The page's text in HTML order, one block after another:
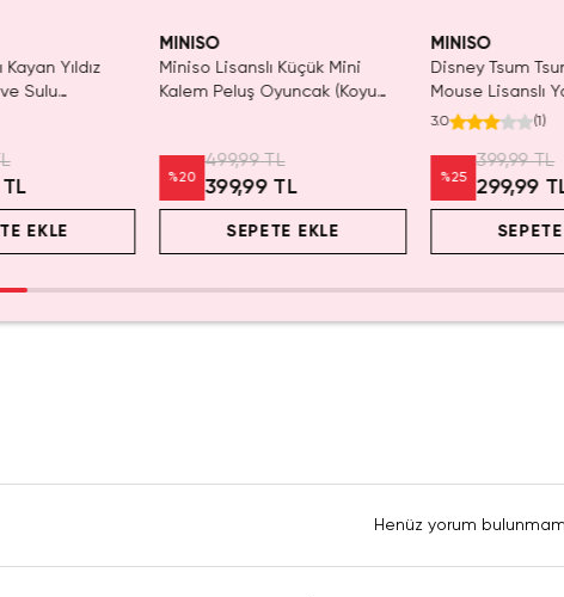
Yıldız
Sulu
EKLE
MINISO
Miniso Lisanslı Küçük Mini
Kalem Peluş Oyuncak (Koyu
%20
499,99 TL
399,99 TL
SEPETE EKLE
MINISO
Disney Tsum
Mouse Lisanslı
Mini Saklama
3.0 (1)
%25
399,99 TL
299,99
Henüz yorum